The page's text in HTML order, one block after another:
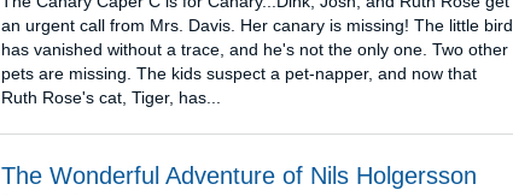
an urgent call from Mrs. Davis. Her canary is missing! The little bird
has vanished without a trace, and he's not the only one. Two other
pets are missing. The kids suspect a pet-napper, and now that
Ruth Rose's cat, Tiger, has...
The Wonderful Adventure of Nils Holgersson